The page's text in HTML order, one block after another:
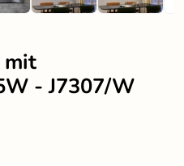
mit
- J7307/W